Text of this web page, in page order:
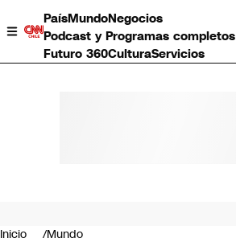
PaísMundoNegocios
Podcast y Programas completos
Futuro 360CulturaServicios
Negocios
Inicio Mundo